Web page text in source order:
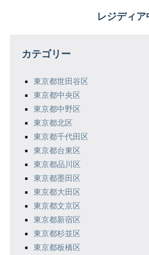
ー
レジディ
カテゴリー
東京都世田谷区
東京都中央区
東京都中野区
東京都北区
東京都千代田区
東京都台東区
東京都品川区
東京都墨田区
東京都大田区
東京都文京区
東京都新宿区
東京都杉並区
東京都板橋区